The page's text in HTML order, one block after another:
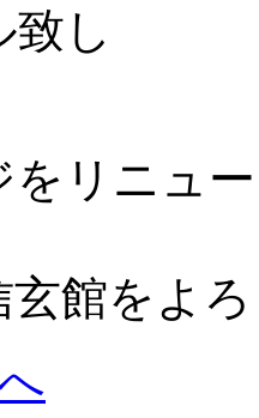
をリニュ
玄館をよ